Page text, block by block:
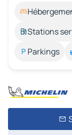
Stations
Parkings